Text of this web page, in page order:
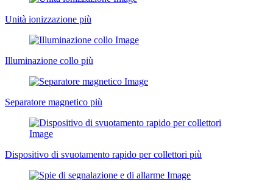
Unità ionizzazione più
Illuminazione collo più
Separatore magnetico più
Dispositivo di svuotamento rapido per collettori più